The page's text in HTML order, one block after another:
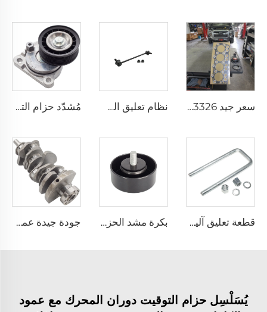
سعر جيد ME013326 مقاومة رأس الأسطوانة لمصنع قطع الغيار 4D31 لمحرك MITSUBISHI نظام تعليق السيارة 54830-4H250 وصلة جديدة لميزان الامتصاص الأمامي لـ هيونداي H-1 H-100 I40 2.5 مُشدّد حزام التوقيت الجديد للمحرك الآلي 6E5Z-6A228-B لسيارات فورد ثاندربرد ترانزيت 2.3 T23HDEX
قطعة تعليق آلية 90117-T0002 نابض لوح خلفي 2L 2L-T 3L 5L 1KD-FTV 2KD-FTV مسمار U لسيارة تويوتا هيلوكس VI بييك أب بكرة مشد الحزام قطعة غيار سيارات عالية الجودة 68027602AA لسيارة فورد فيستا IV 1.3i جودة جيدة عمود المرفق 6G74 للمحرك MN119761 لسيارات MITSUBISHI GALANT L200 PAJERO
يُسَلْسِل حزام التوقيت دوران المحرك مع عمود